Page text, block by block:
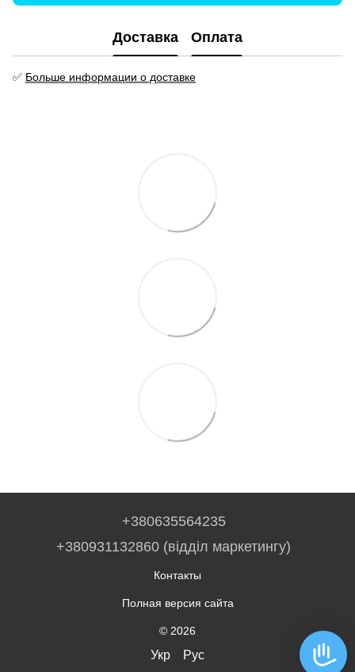
Доставка Оплата
✅ Больше информации о доставке
+380635564235
+380931132860 (відділ маркетингу)
Контакты
Полная версия сайта
© 2026
Укр Рус